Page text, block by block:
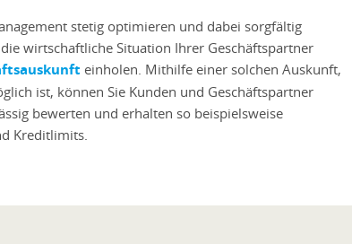
stetig optimieren und dabei sorgfältig
wirtschaftliche Situation Ihrer Geschäftspartner
einholen. Mithilfe einer solchen Auskunft,
ist, können Sie Kunden und Geschäftspartner
bewerten und erhalten so beispielsweise
Kreditlimits.